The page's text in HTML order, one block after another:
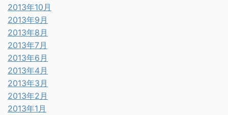
2013年10月
2013年9月
2013年8月
2013年7月
2013年6月
2013年4月
2013年3月
2013年2月
2013年1月